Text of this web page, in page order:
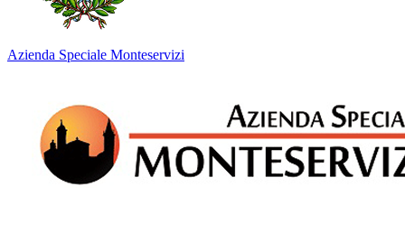
Azienda Speciale Monteservizi